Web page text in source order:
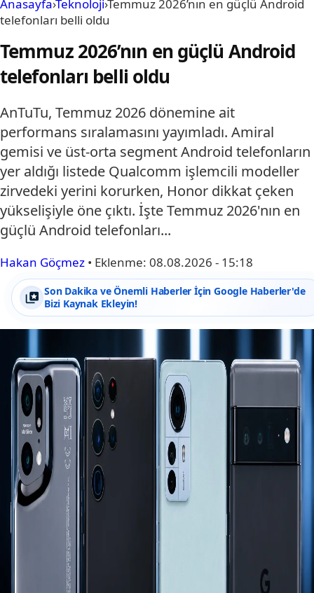
Anasayfa›Teknoloji›Temmuz 2026’nın en güçlü Android
telefonları belli oldu
Temmuz 2026’nın en güçlü Android
telefonları belli oldu
AnTuTu, Temmuz 2026 dönemine ait
performans sıralamasını yayımladı. Amiral
gemisi ve üst-orta segment Android telefonların
yer aldığı listede Qualcomm işlemcili modeller
zirvedeki yerini korurken, Honor dikkat çeken
yükselişiyle öne çıktı. İşte Temmuz 2026'nın en
güçlü Android telefonları...
Hakan Göçmez • Eklenme: 08.08.2026 - 15:18
Son Dakika ve Önemli Haberler İçin Google Haberler'de
Bizi Kaynak Ekleyin!